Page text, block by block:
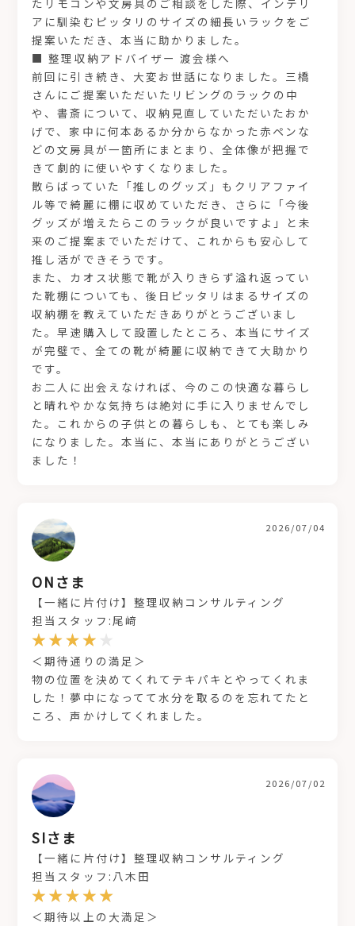
たリモコンや文房具のご相談をした際、インテリ
アに馴染むピッタリのサイズの細長いラックをご
提案いただき、本当に助かりました。
■ 整理収納アドバイザー 渡会様へ
前回に引き続き、大変お世話になりました。三橋
さんにご提案いただいたリビングのラックの中
や、書斎について、収納見直していただいたおか
げで、家中に何本あるか分からなかった赤ペンな
どの文房具が一箇所にまとまり、全体像が把握で
きて劇的に使いやすくなりました。
散らばっていた「推しのグッズ」もクリアファイ
ル等で綺麗に棚に収めていただき、さらに「今後
グッズが増えたらこのラックが良いですよ」と未
来のご提案までいただけて、これからも安心して
推し活ができそうです。
また、カオス状態で靴が入りきらず溢れ返ってい
た靴棚についても、後日ピッタリはまるサイズの
収納棚を教えていただきありがとうございまし
た。早速購入して設置したところ、本当にサイズ
が完璧で、全ての靴が綺麗に収納できて大助かり
です。
お二人に出会えなければ、今のこの快適な暮らし
と晴れやかな気持ちは絶対に手に入りませんでし
た。これからの子供との暮らしも、とても楽しみ
になりました。本当に、本当にありがとうござい
ました！
ONさま
2026/07/04
【一緒に片付け】整理収納コンサルティング
担当スタッフ:尾﨑
＜期待通りの満足＞
物の位置を決めてくれてテキパキとやってくれま
した！夢中になってて水分を取るのを忘れてたと
ころ、声かけしてくれました。
SIさま
2026/07/02
【一緒に片付け】整理収納コンサルティング
担当スタッフ:八木田
＜期待以上の大満足＞